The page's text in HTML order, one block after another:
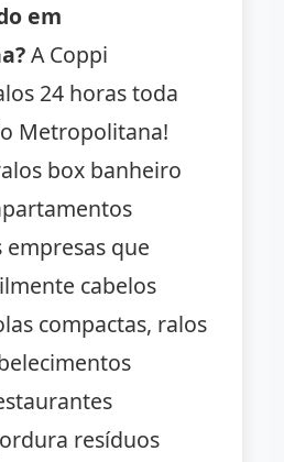
em
A Coppi
24 horas toda
Metropolitana!
box banheiro
que
cabelos
compactas, ralos
resíduos